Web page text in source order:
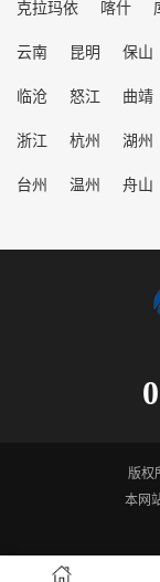
克拉玛依
喀什
云南
昆明 保山
临沧
怒江 曲靖
浙江
杭州 湖州
台州
温州 舟山
版权
本网